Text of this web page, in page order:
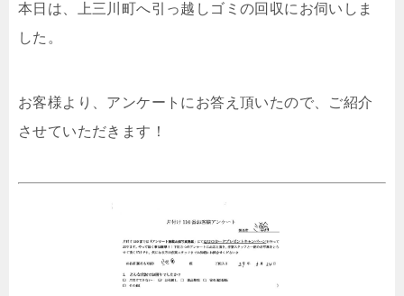
本日は、上三川町へ引っ越しゴミの回収にお伺いしま
した。
お客様より、アンケートにお答え頂いたので、ご紹介
させていただきます！